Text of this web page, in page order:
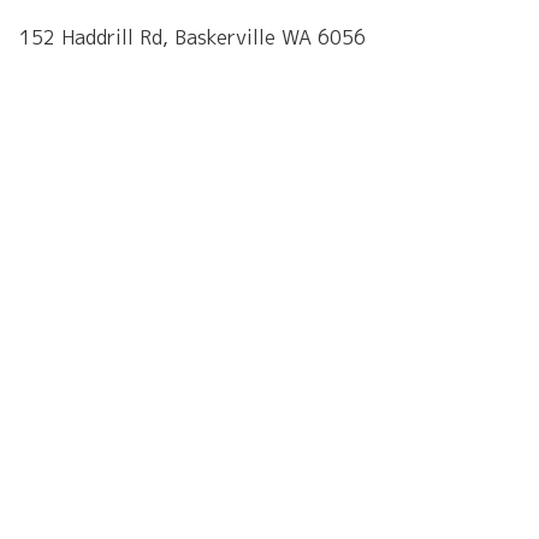
152 Haddrill Rd, Baskerville WA 6056